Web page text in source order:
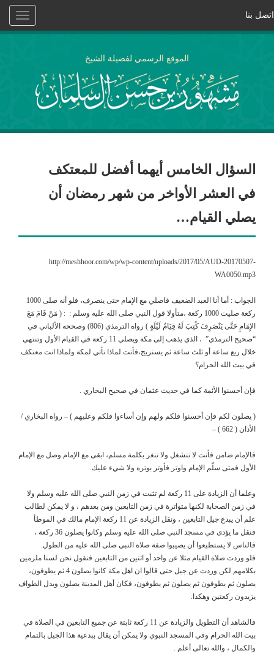
Toggle
اتصل بنا
الموقع الرسمي لفضيلة الشيخ
السؤال الخامس أيهما أفضل للمعتكف
في العشر الأواخر من شهر رمضان أن
يصلي القيام…
http://meshhoor.com/wp/wp-content/uploads/2017/05/AUD-20170507-
WA0050.mp3
الجواب : أما أنا العبد الضعيف فاصلي مع الإمام حتى ينصرف، فلو أنه صلى 1000
ركعة صليت 1000 ركعة ،متأولا قول النبي صلى الله عليه وسلم : : ( مَنْ قَامَ مَعَ
الإِمَامِ حَتَّى يَنْصَرِفَ كُتِبَ لَهُ قِيَامُ لَيْلَةٍ ) رواه الترمذي (806) وصححه الألباني في
“صحيح الترمذي” ، الذي يذهب إلى مكة ويصلي 11 ركعة في القيام الأول وتنتهي
خلال ربع ساعة أو ثلث ساعة ثم يستريح،فأنت لماذا تأتي لمكة ولماذا انت معتكف
في بيت الله الحرام؟
فإن أحسنوا الأئمة كما في حديث عثمان في صحيح البخاري .
( يصلون لكم فإن أحسنوا فلكم ولهم وإن أساءوا فلكم وعليهم ) – رواه البخاري /
الأذان ( 662 ) –
فالإمام ضامن فأنت لا تنشغل ولا تنغر بكلمة مسلم، ابقى مع الإمام وصل مع الإمام
الأول فمتى سلّم الإمام واوتر فأوتر بوتره ولا شيء عليك.
وعلما أن الزيادة على 11 ركعة لم تثبت في زمن النبي صلى الله عليه وسلم ولا
في زمن الصحابة لكنها متواترة في زمن التابعين ومن بعدهم ، و لا يمكن لطالب
علم أن يبدع جيل التابعين ، ونقل الزيادة عن 11 ركعة الإمام مالك في الموطأ
فنقل ما يؤدى في مسجد النبي صلى الله عليه وسلم وكانوا يصلون 36 ركعة ،
فالناس لا يستطيعوا أن يصيبوا صفة صلاة النبي صلى الله عليه من الطول.
فلو وردت صلاة القيام مثلا عن واحد أو اثنين من التابعين فنقول نحن لسنا ملزمين
بكلامهم لكن وردت عن جيل حتى قالوا ان اهل مكة كانوا يصلون 4 ثم يطوفون،
يصلون ثم يطوفون ثم يصلون ثم يطوفون، فكان أهل المدينة يصلون وبدل الطواف
يزيدون ركعتين وهكذا.
فالشاهد أن التطويل والزيادة عن 11 ركعة ثابتة عن جميع التابعين في الصلاة في
بيت الله الحرام وفي المسجد النبوي ولا يمكن أن يقال ببدعية هذا الجيل بالتمام
والكمال ، والله تعالى أعلم .